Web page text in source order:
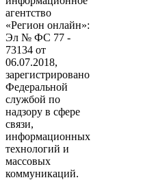
агентство
«Регион онлайн»:
Эл № ФС 77 -
73134 от
06.07.2018,
зарегистрировано
Федеральной
службой по
надзору в сфере
связи,
информационных
технологий и
массовых
коммуникаций.